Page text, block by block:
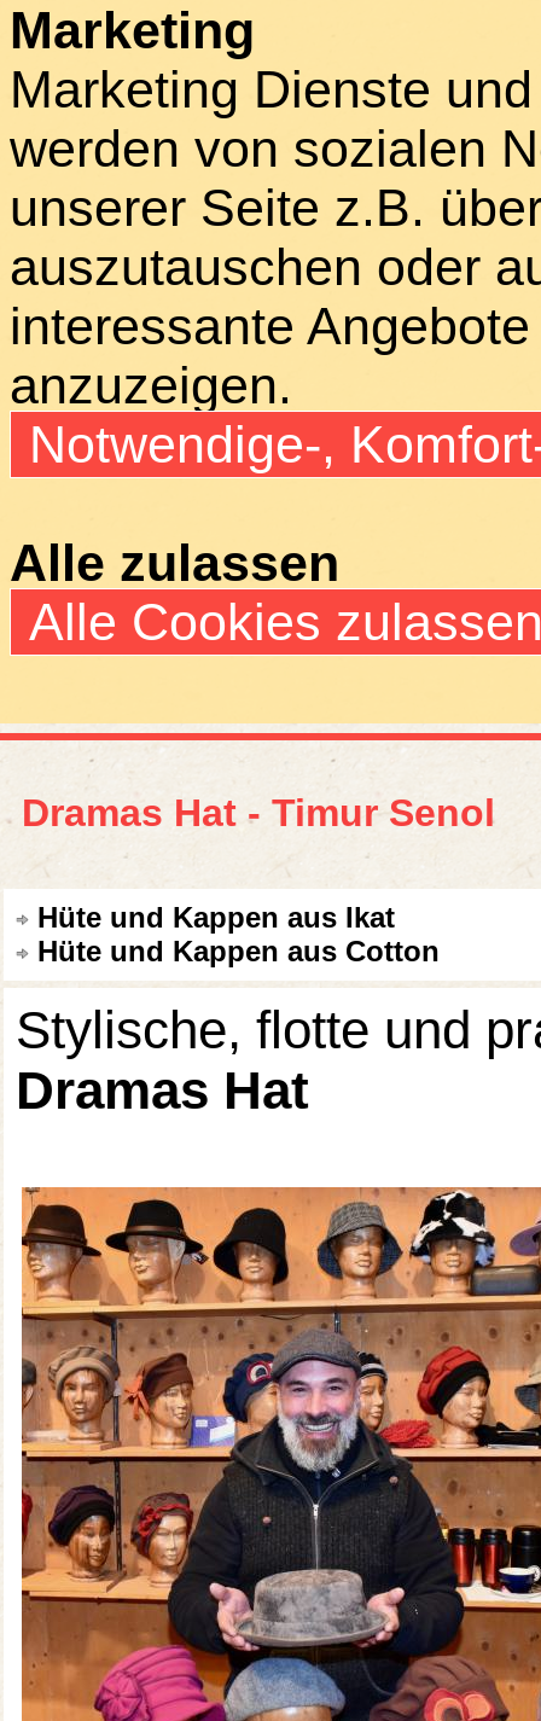
Marketing
Marketing Dienste
werden von sozialen
unserer Seite z.B.
auszutauschen oder
interessante
anzuzeigen.
Notwendige-,
Alle zulassen
Alle Cookies
Dramas Hat - Timur Senol
Hüte und Kappen aus Ikat
Hüte und Kappen aus Cotton
Stylische, flotte und
Dramas Hat